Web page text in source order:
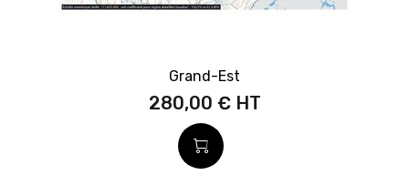
Grand-Est
280,00 €